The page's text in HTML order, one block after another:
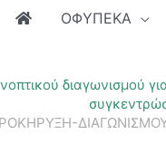
ΟΦΥΠΕΚΑ
διαγωνισμού